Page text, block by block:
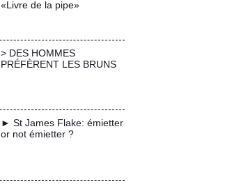
«Livre de la pipe»
> DES HOMMES
PRÉFÈRENT LES BRUNS
► St James Flake: émietter
or not émietter ?